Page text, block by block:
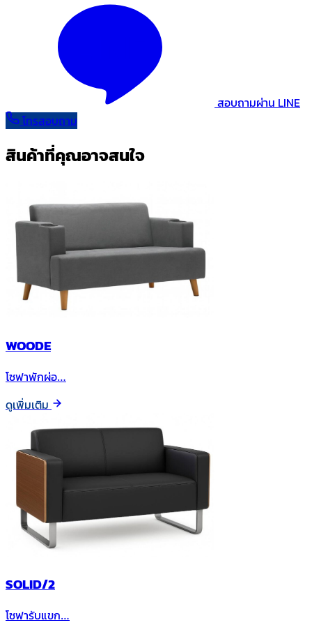
สอบถามผ่าน LINE
โทรสอบถาม
สินค้าที่คุณอาจสนใจ
WOODE
โซฟาพักผ่อ…
ดูเพิ่มเติม
SOLID/2
โซฟารับแขก…